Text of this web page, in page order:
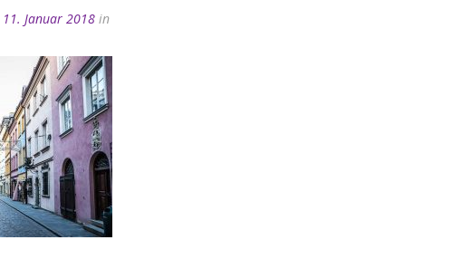
11. Januar 2018 in